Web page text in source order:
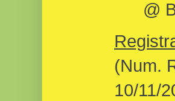
@
(Num.
10/11/